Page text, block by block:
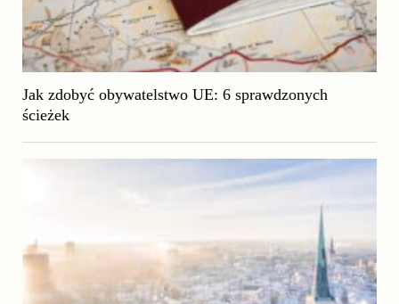
Jak zdobyć obywatelstwo UE: 6 sprawdzonych
ścieżek